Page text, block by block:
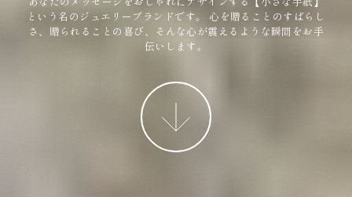
という名のジュエリーブランドです。
心を贈ることのすばらし
さ、贈られることの喜び、そんな心が震えるような瞬間をお手
伝いします。